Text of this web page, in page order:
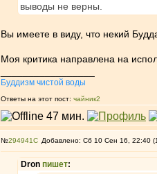
выводы не верны.
Вы имеете в виду, что некий
Моя критика направлена на
Буддизм чистой воды
Ответы на этот пост: чайник2
№294941 Добавлено: Сб 10 Сен 16, 22:40
Dron пишет: